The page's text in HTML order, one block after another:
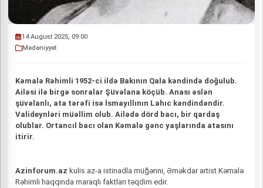
14 August 2025, 09:00
Mədəniyyət
Kəmalə Rəhimli 1952-ci ildə Bakının Qala kəndində doğulub.
Ailəsi ilə birgə sonralar Şüvəlana köçüb. Anası əslən
şüvəlanlı, ata tərəfi isə İsmayıllının Lahıc kəndindəndir.
Valideynləri müəllim olub. Ailədə dörd bacı, bir qardaş
olublar. Ortancıl bacı olan Kəmalə gənc yaşlarında atasını
itirir.
Azinforum.az kulis.az-a istinadla müğənni, Əməkdar artist Kəmalə
Rəhimli haqqında maraqlı faktları təqdim edir.